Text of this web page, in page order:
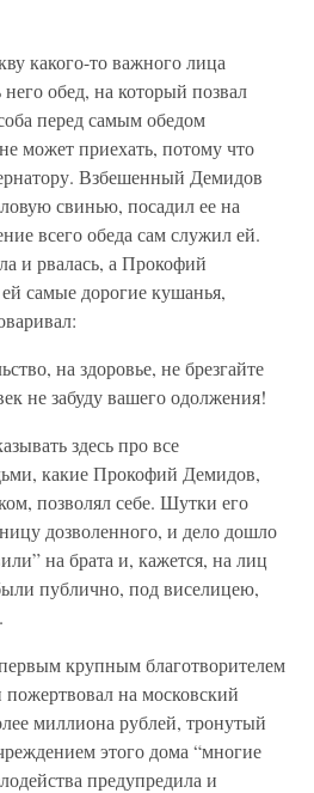
какого-то важного лица
обед, на который позвал
перед самым обедом
может приехать, потому что
Взбешенный Демидов
свинью, посадил ее на
всего обеда сам служил ей.
и рвалась, а Прокофий
самые дорогие кушанья,
на здоровье, не брезгайте
не забуду вашего одолжения!
здесь про все
какие Прокофий Демидов,
позволял себе. Шутки его
дозволенного, и дело дошло
на брата и, кажется, на лиц
публично, под виселицею,
крупным благотворителем
на московский
миллиона рублей, тронутый
этого дома “многие
предупредила и